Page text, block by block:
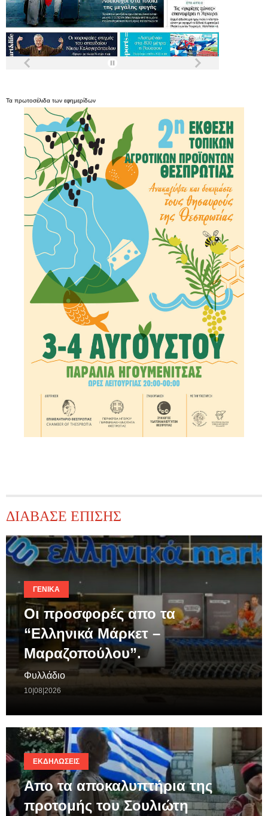
Τα πρωτοσέλιδα των εφημερίδων
ΔΙΑΒΑΣΕ ΕΠΙΣΗΣ
ΓΕΝΙΚΆ
Οι προσφορές απο τα
“Ελληνικά Μάρκετ –
Μαραζοπούλου”.
Φυλλάδιο
10|08|2026
ΕΚΔΗΛΏΣΕΙΣ
Απο τα αποκαλυπτήρια της
προτομής του Σουλιώτη